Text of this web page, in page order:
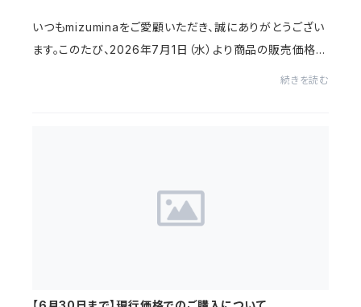
いつもmizuminaをご愛顧いただき、誠にありがとうござい
ます。このたび、2026年7月1日（水）より商品の販売価格を
続きを読む